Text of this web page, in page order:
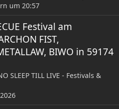
um 20:57
Festival am
FIST,
BIWO in 59174
SLEEP TILL LIVE - Festivals &